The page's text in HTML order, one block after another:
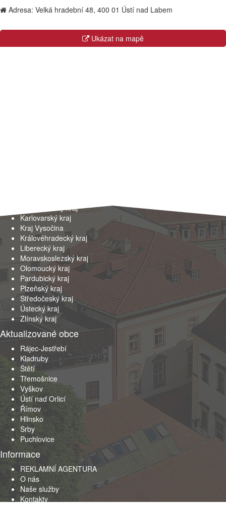
Adresa: Velká hradební 48, 400 01 Ústí nad Labem
Ukázat na mapě
Jihomoravský kraj
Karlovarský kraj
Kraj Vysočina
Královéhradecký kraj
Liberecký kraj
Moravskoslezský kraj
Olomoucký kraj
Pardubický kraj
Plzeňský kraj
Středočeský kraj
Ústecký kraj
Zlínský kraj
Aktualizované obce
Rájec-Jestřebí
Kladruby
Štětí
Třemošnice
Vyškov
Ústí nad Orlicí
Římov
Hlinsko
Srby
Puchlovice
Informace
REKLAMNÍ AGENTURA
O nás
Naše služby
Kontakty